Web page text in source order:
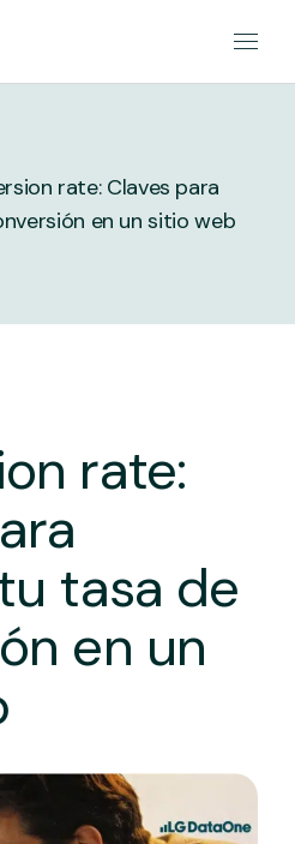
rate: Claves para
en un sitio web
rate:
tasa de
en un